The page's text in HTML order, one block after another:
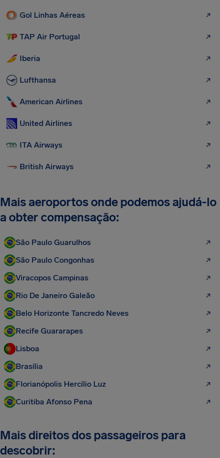
Gol Linhas Aéreas
TAP Air Portugal
Iberia
Lufthansa
American Airlines
United Airlines
ITA Airways
British Airways
Mais aeroportos onde podemos ajudá-lo
a obter compensação:
São Paulo Guarulhos
São Paulo Congonhas
Viracopos Campinas
Rio De Janeiro Galeão
Belo Horizonte Tancredo Neves
Recife Guararapes
Lisboa
Brasília
Florianópolis Hercílio Luz
Curitiba Afonso Pena
Mais direitos dos passageiros para
descobrir: